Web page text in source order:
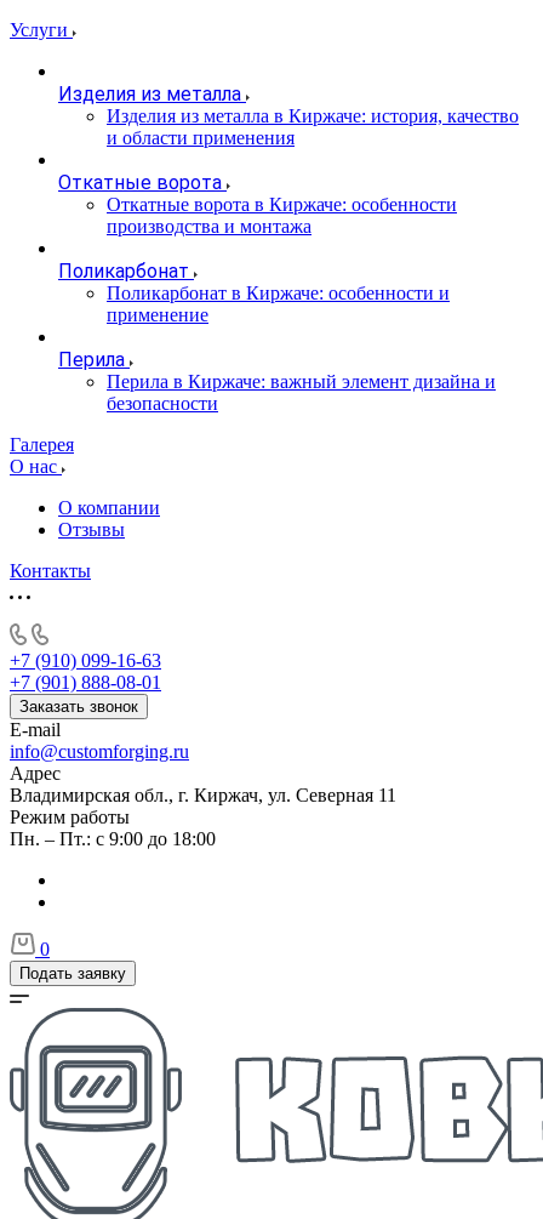
Услуги
Изделия из металла
Изделия из металла в Киржаче: история, качество
и области применения
Откатные ворота
Откатные ворота в Киржаче: особенности
производства и монтажа
Поликарбонат
Поликарбонат в Киржаче: особенности и
применение
Перила
Перила в Киржаче: важный элемент дизайна и
безопасности
Галерея
О нас
О компании
Отзывы
Контакты
+7 (910) 099-16-63
+7 (901) 888-08-01
Заказать звонок
E-mail
info@customforging.ru
Адрес
Владимирская обл., г. Киржач, ул. Северная 11
Режим работы
Пн. – Пт.: с 9:00 до 18:00
0
Подать заявку